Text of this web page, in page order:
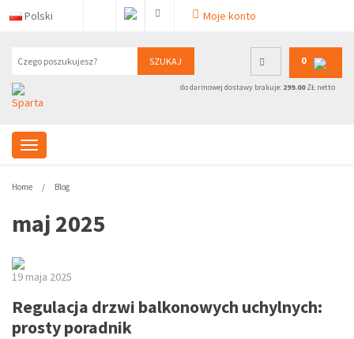
Polski Moje konto
SZUKAJ 0
do darmowej dostawy brakuje: 299.00ZŁ netto
Home Blog
maj 2025
19 maja 2025
Regulacja drzwi balkonowych uchylnych:
prosty poradnik